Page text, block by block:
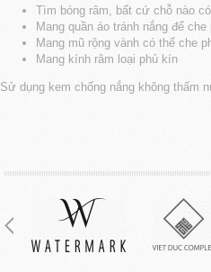
Tìm bóng râm, bất cứ chỗ nào
Mang quần áo tránh nắng để
Mang mũ rộng vành có thể che
Mang kính râm loại phủ kín
Sử dụng kem chống nắng không thấm